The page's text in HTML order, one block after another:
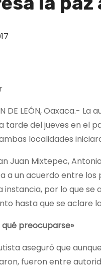
DE LEÓN, Oaxaca.-
tarde del jueves en el
localidades
Juan Mixtepec,
a un acuerdo entre
instancia, por lo que se
hasta que se aclare
qué preocuparse»
aseguró que
fueron entre